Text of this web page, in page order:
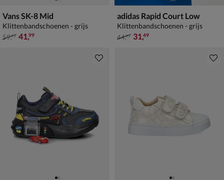
Vans SK-8 Mid
Klittenbandschoenen - grijs
van € 59,99 voor € 41,99
59,99 41,99
adidas Rapid Court Low
Klittenbandschoenen - grijs
van € 44,99 voor € 31,49
44,99 31,49